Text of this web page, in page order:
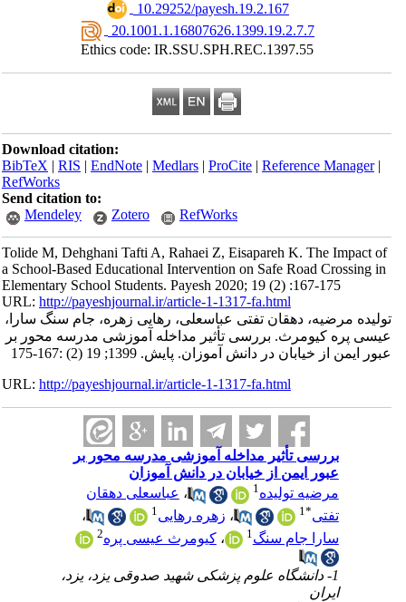
‎ 10.29252/payesh.19.2.167
‎ 20.1001.1.16807626.1399.19.2.7.7
Ethics code: IR.SSU.SPH.REC.1397.55
Download citation:
BibTeX|RIS|EndNote|Medlars|ProCite|Reference Manager
RefWorks
Send citation to:
Mendeley
Zotero RefWorks
Tolide M, Dehghani Tafti A, Rahaei Z, Eisapareh K. The Impact of
a School-Based Educational Intervention on Safe Road Crossing in
Elementary School Students. Payesh 2020; 19 (2) :167-175
URL:http://payeshjournal.ir/article-1-1317-fa.html
تولیده مرضیه، دهقان تفتی عباسعلی، رهایی زهره، جام سنگ سارا،
عیسی پره کیومرث. بررسی تأثیر مداخله آموزشی مدرسه محور بر
عبور ایمن از خیابان در دانش آموزان. پایش. 1399; 19 (2) :167-175
URL:http://payeshjournal.ir/article-1-1317-fa.html
بررسی تأثیر مداخله آموزشی مدرسه محور بر
عبور ایمن از خیابان در دانش آموزان
مرضیه تولیده1 ،عباسعلی دهقان
تفتی
1 ،زهره رهایی
،
سارا جام سنگ1 ،کیومرث عیسی پره
1- دانشگاه علوم پزشکی شهید صدوقی یزد، یزد،
ایران